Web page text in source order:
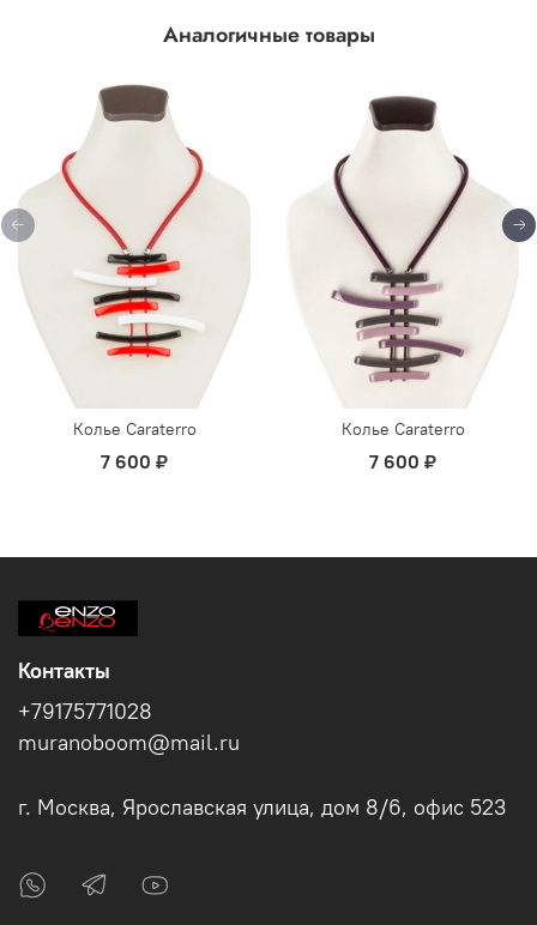
Аналогичные товары
Колье Caraterro
7 600 ₽
Колье Caraterro
7 600 ₽
Контакты
+79175771028
muranoboom@mail.ru
г. Москва, Ярославская улица, дом 8/6, офис 523